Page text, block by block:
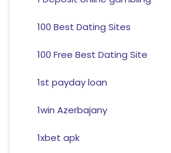
100 Best Dating Sites
100 Free Best Dating Site
1st payday loan
1win Azerbajany
1xbet apk